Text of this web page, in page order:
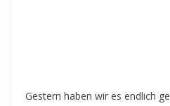
Gestern haben wir es endlich